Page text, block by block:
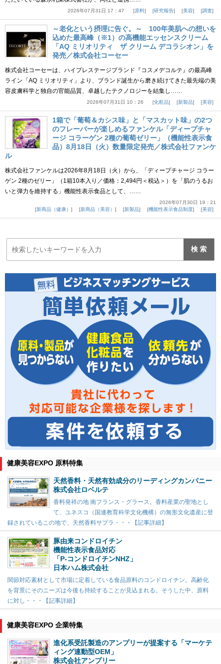
2026年07月31日 17：47 原料 研究報告 美容 調査
～老化という摂理に告ぐ。～ 100年美肌への想いを
込めた最高峰（※1）の高機能エッセンスクリーム
「AQ ミリオリティ ザ クリーム デコラシオン」を
発売／株式会社コーセー
株式会社コーセーは、ハイプレステージブランド『コスメデコルテ』の最高峰
ライン「AQ ミリオリティ」より、ブランド誕生から磨き続けてきた最先端の美
容皮膚科学と独自の官能品質、卓越したテクノロジーを結集し……
2026年07月31日 10：26 化粧品 新製品 美容
1箱で「葡萄＆カシス味」と「マスカット味」の2つ
のフレーバーが楽しめるファンケル「ディープチャ
ージ コラーゲン 2種の葡萄ゼリー」（機能性表示食
品）8月18日（火）数量限定発売／株式会社ファンケ
ル
株式会社ファンケルは2026年8月18日（火）から、「ディープチャージ コラー
ゲン 2種のゼリー」（1箱10本入り／価格：2,494円＜税込＞）を「肌のうるお
いと弾力を維持する」機能性表示食品として、……
2026年07月30日 19：21
新商品（健康）
新商品（美容） 新製品 機能性表示食品制度 美容
健康美容EXPO 原料特集
天然香料・天然有効成分のリーディングカンパニー
株式会社ロベルテ
香料発祥の地 南フランス・グラース。香料産業の聖地とし
て、ユネスコ（国連教育科学文化機構）の無形文化遺産に登
録されているこの地で、天然香料サプラ・・・【記事詳細】
豚由来コンドロイチン
機能性表示食品対応
「P-コンドロイチンNHZ」
日本ハム株式会社
関節対応素材として市場に定着している食品原料のコンドロイチン。高齢化
を背景にそのニーズは今後も持続することが見込まれる。そうした中、原料
に対し・・・【記事詳細】
健康美容EXPO 企業特集
進化系受託製造のアンプリーが提案する「マーケテ
ィング連動型OEM」
株式会社アンプリー